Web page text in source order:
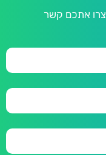
אתכם קשר